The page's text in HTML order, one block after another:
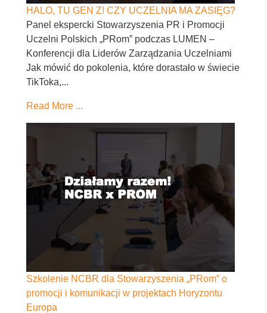
HALO, TU GEN Z! CZY UCZELNIA MA ZASIĘG?
Panel ekspercki Stowarzyszenia PR i Promocji
Uczelni Polskich „PRom” podczas LUMEN –
Konferencji dla Liderów Zarządzania Uczelniami
Jak mówić do pokolenia, które dorastało w świecie
TikToka,...
Read More ...
Szkolenie NCBR dla Stowarzyszenia „PRom” o
promocji i komunikacji w projektach Horyzontu
Europa